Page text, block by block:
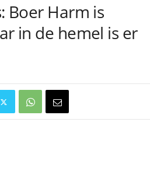
Boer Harm is
in de hemel is er